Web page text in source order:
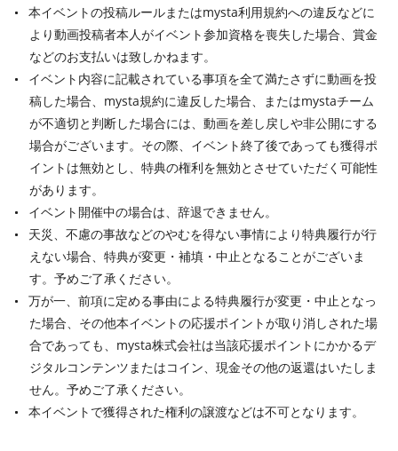
本イベントの投稿ルールまたはmysta利用規約への違反などに
より動画投稿者本人がイベント参加資格を喪失した場合、賞金
などのお支払いは致しかねます。
イベント内容に記載されている事項を全て満たさずに動画を投
稿した場合、mysta規約に違反した場合、またはmystaチーム
が不適切と判断した場合には、動画を差し戻しや非公開にする
場合がございます。その際、イベント終了後であっても獲得ポ
イントは無効とし、特典の権利を無効とさせていただく可能性
があります。
イベント開催中の場合は、辞退できません。
天災、不慮の事故などのやむを得ない事情により特典履行が行
えない場合、特典が変更・補填・中止となることがございま
す。予めご了承ください。
万が一、前項に定める事由による特典履行が変更・中止となっ
た場合、その他本イベントの応援ポイントが取り消しされた場
合であっても、mysta株式会社は当該応援ポイントにかかるデ
ジタルコンテンツまたはコイン、現金その他の返還はいたしま
せん。予めご了承ください。
本イベントで獲得された権利の譲渡などは不可となります。